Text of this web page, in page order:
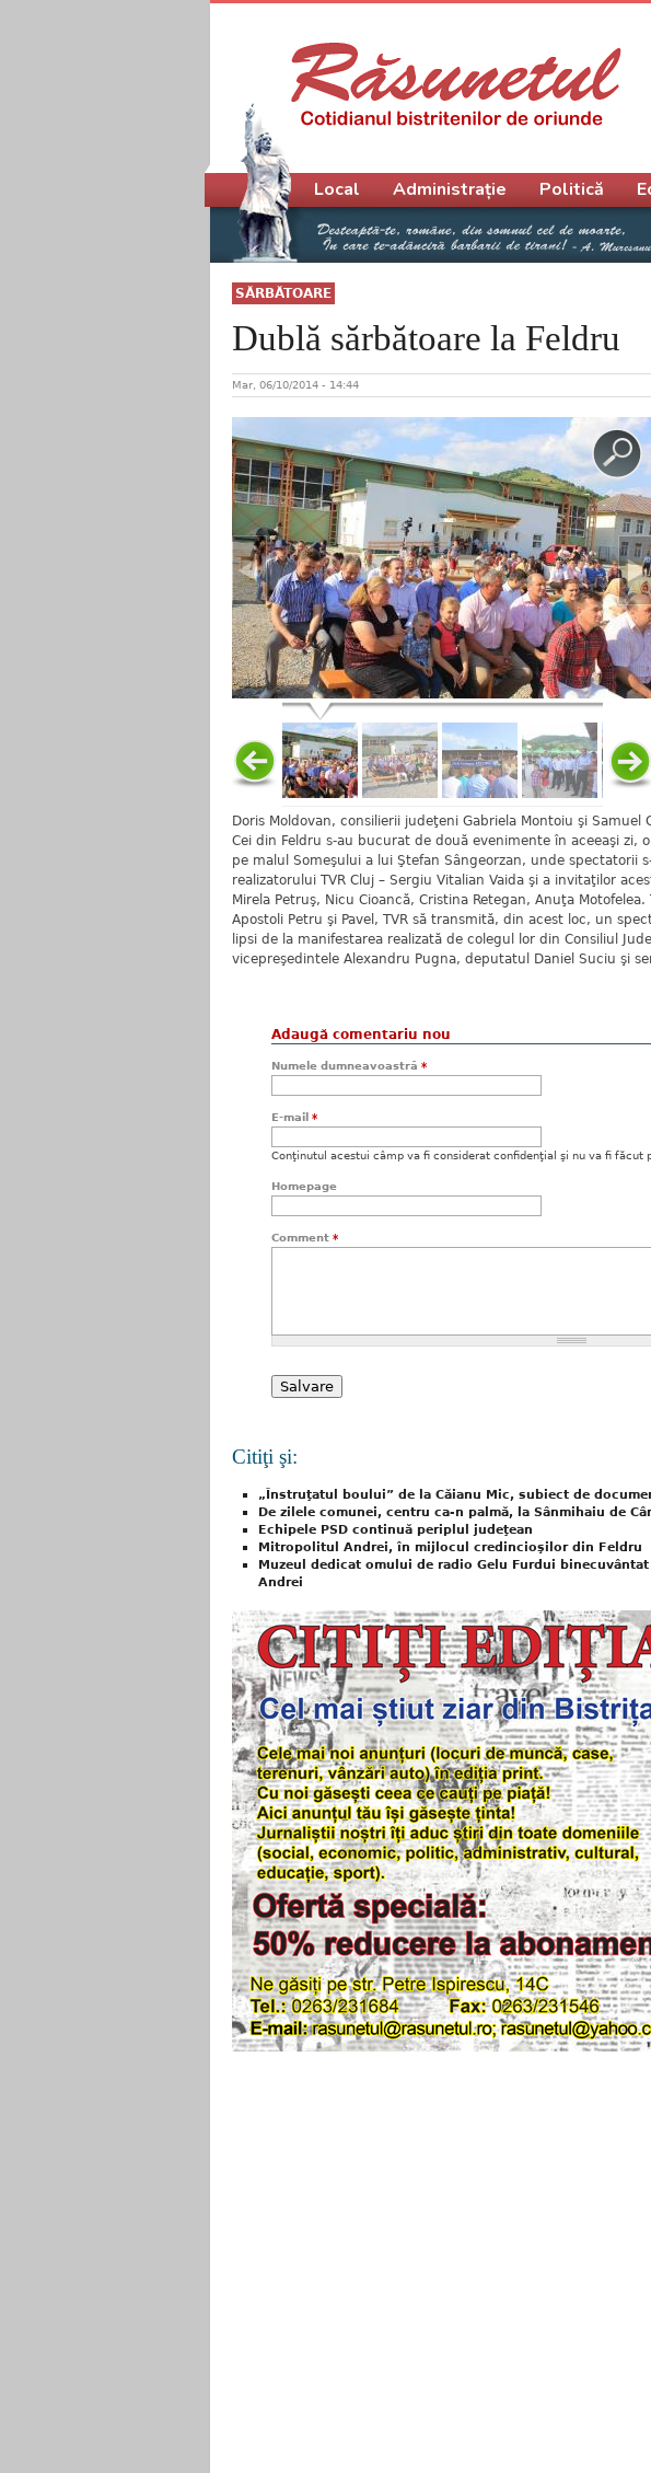
SĂRBĂTOARE
Dublă sărbătoare la Feldru
Mar, 06/10/2014 - 14:44
Doris Moldovan, consilierii judeţeni Gabriela Montoiu şi Samuel
Cei din Feldru s-au bucurat de două evenimente în aceeaşi zi,
pe malul Someşului a lui Ştefan Sângeorzan, unde spectatorii
realizatorului TVR Cluj – Sergiu Vitalian Vaida şi a invitaţilor
Mirela Petruş, Nicu Cioancă, Cristina Retegan, Anuţa
Apostoli Petru şi Pavel, TVR să transmită, din acest loc, un
lipsi de la manifestarea realizată de colegul lor din Consiliul
vicepreşedintele Alexandru Pugna, deputatul Daniel Suciu şi
Adaugă comentariu nou
Numele dumneavoastră *
E-mail *
Conţinutul acestui câmp va fi considerat confidenţial şi nu va fi făcut
Homepage
Comment *
Citiţi şi:
„Înstruţatul boului” de la Căianu Mic, subiect de
De zilele comunei, centru ca-n palmă, la Sânmihaiu de
Echipele PSD continuă periplul judeţean
Mitropolitul Andrei, în mijlocul credincioşilor din Feldru
Muzeul dedicat omului de radio Gelu Furdui
Andrei
Meniu principal
Local Administrație Politică